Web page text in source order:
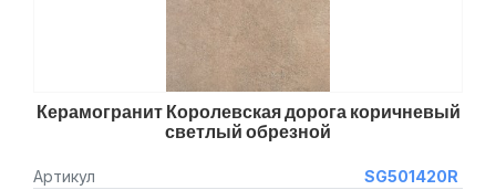
Керамогранит Королевская дорога коричневый
светлый обрезной
Артикул
SG501420R